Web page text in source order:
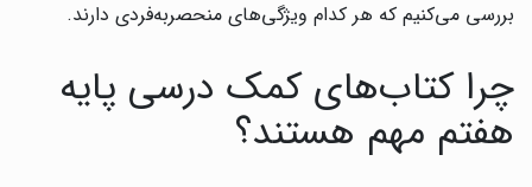
بررسی می‌کنیم که هر کدام ویژگی‌های منحصربه‌فردی دارند.
چرا کتاب‌های کمک درسی پایه
هفتم مهم هستند؟